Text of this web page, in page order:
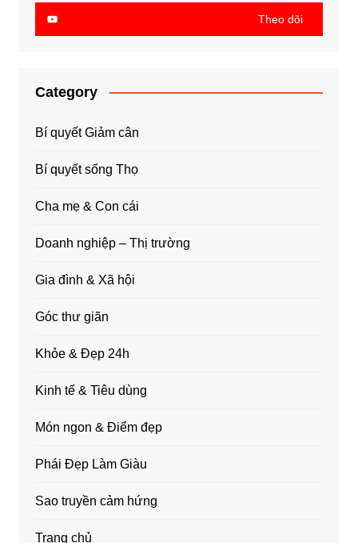
Theo dõi
Category
Bí quyết Giảm cân
Bí quyết sống Thọ
Cha mẹ & Con cái
Doanh nghiệp – Thị trường
Gia đình & Xã hội
Góc thư giãn
Khỏe & Đẹp 24h
Kinh tế & Tiêu dùng
Món ngon & Điểm đẹp
Phái Đẹp Làm Giàu
Sao truyền cảm hứng
Trang chủ